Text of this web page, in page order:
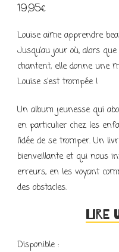
19,95€
Louise aime apprendre
Jusqu’au jour où, alors
chantent, elle donne une
Louise s’est trompée !
Un album jeunesse qui
en particulier chez les
l’idée de se tromper. Un
bienveillante et qui nous
erreurs, en les voyant
des obstacles.
Lire
Disponible :